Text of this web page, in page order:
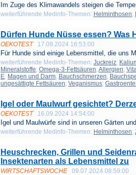
Im Zuge des Klimawandels steigen die
weiterführende Medinfo-Themen: Helminthosen;
Dürfen Hunde Nüsse essen? Was
OEKOTEST 17.09.2024 16:53:00
Für Hunde sind einige Lebensmittel, die uns
weiterführende Medinfo-Themen: Juckreiz;
Mineralstoffe; Omega-3-Fettsäuren; Allergien;
E; Magen und Darm; Bauchschmerzen;
ungesättigte Fettsäuren; Veganismus;
Igel oder Maulwurf gesichtet?
OEKOTEST 16.09.2024 14:54:00
Igel und Maulwürfe sind in unseren Gärten
weiterführende Medinfo-Themen: Helminthosen;
Heuschrecken, Grillen und
Insektenarten als Lebensmittel zu
WIRTSCHAFTSWOCHE 09.07.2024 08:59:00